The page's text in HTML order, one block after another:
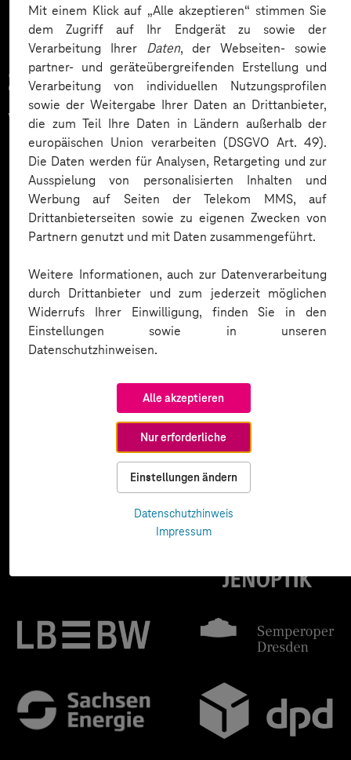
Mit einem Klick auf „Alle akzeptieren“ stimmen Sie
dem Zugriff auf Ihr Endgerät zu sowie der
Verarbeitung Ihrer Daten, der Webseiten- sowie
partner- und geräteübergreifenden Erstellung und
Verarbeitung von individuellen Nutzungsprofilen
sowie der Weitergabe Ihrer Daten an Drittanbieter,
die zum Teil Ihre Daten in Ländern außerhalb der
europäischen Union verarbeiten (DSGVO Art. 49).
Die Daten werden für Analysen, Retargeting und zur
Ausspielung von personalisierten Inhalten und
Werbung auf Seiten der Telekom MMS, auf
Drittanbieterseiten sowie zu eigenen Zwecken von
Partnern genutzt und mit Daten zusammengeführt.
Weitere Informationen, auch zur Datenverarbeitung
durch Drittanbieter und zum jederzeit möglichen
Widerrufs Ihrer Einwilligung, finden Sie in den
Einstellungen sowie in unseren
Datenschutzhinweisen.
Alle akzeptieren
Nur erforderliche
Einstellungen ändern
Datenschutzhinweis
Impressum
Zahlreiche Unternehmen
vertrauen auf unsere
Expertise. Hier eine Auswahl: